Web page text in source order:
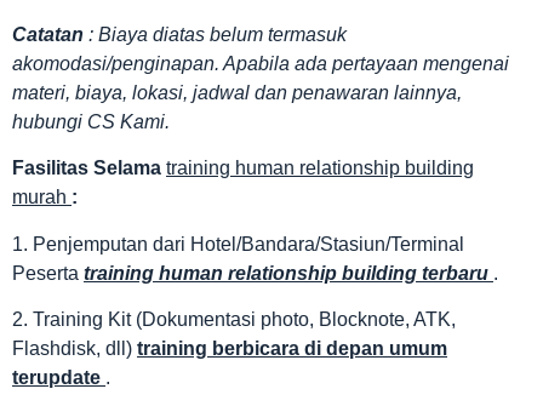
Catatan : Biaya diatas belum termasuk
akomodasi/penginapan. Apabila ada pertayaan mengenai
materi, biaya, lokasi, jadwal dan penawaran lainnya,
hubungi CS Kami.
Fasilitas Selama training human relationship building
murah :
1. Penjemputan dari Hotel/Bandara/Stasiun/Terminal
Peserta training human relationship building terbaru .
2. Training Kit (Dokumentasi photo, Blocknote, ATK,
Flashdisk, dll) training berbicara di depan umum
terupdate .